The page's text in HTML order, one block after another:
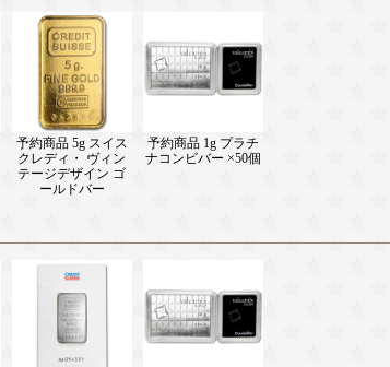
予約商品 5g スイス
クレディ・ ヴィン
テージデザイン ゴ
ールドバー
予約商品 1g プラチ
ナコンビバー ×50個